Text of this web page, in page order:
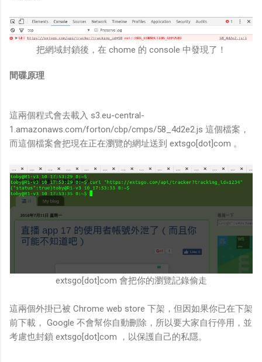
把網域封鎖後，在 chome 的 console 中發現了！
間碟原理
這兩個程式會去載入 s3.eu-central-
1.amazonaws.com/forton/cbp/cmps/58_4d2e2.js 這個檔案，
而這個檔案會把現在正在瀏覽的網址送到 extsgo[dot]com 。
extsgo[dot]com 會把你的瀏覽記錄偷走
這兩個外掛已被 Chrome web store 下架，但因如果你已在下架
前下載， Google 不會幫你自動刪除，所以要大家自行停用，並
考慮也封鎖 extsgo[dot]com ，以保護自己的私隱。